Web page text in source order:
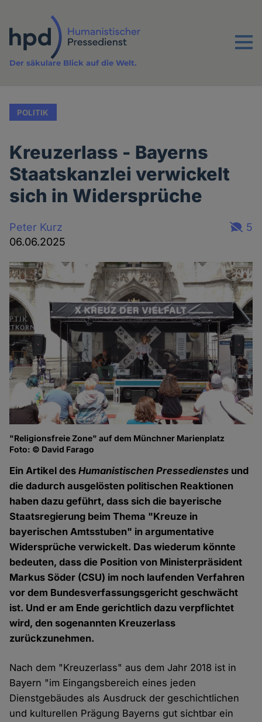
Inhalt
Menu
Der säkulare Blick auf die Welt.
POLITIK
Kreuzerlass - Bayerns
Staatskanzlei verwickelt
sich in Widersprüche
Peter Kurz
06.06.2025
5
"Religionsfreie Zone" auf dem Münchner Marienplatz
Foto: © David Farago
Ein Artikel desHumanistischen Pressedienstes und
die dadurch ausgelösten politischen Reaktionen
haben dazu geführt, dass sich die bayerische
Staatsregierung beim Thema "Kreuze in
bayerischen Amtsstuben" in argumentative
Widersprüche verwickelt. Das wiederum könnte
bedeuten, dass die Position von Ministerpräsident
Markus Söder (CSU) im noch laufenden Verfahren
vor dem Bundesverfassungsgericht geschwächt
ist. Und er am Ende gerichtlich dazu verpflichtet
wird, den sogenannten Kreuzerlass
zurückzunehmen.
Nach dem "Kreuzerlass" aus dem Jahr 2018 ist in
Bayern "im Eingangsbereich eines jeden
Dienstgebäudes als Ausdruck der geschichtlichen
und kulturellen Prägung Bayerns gut sichtbar ein